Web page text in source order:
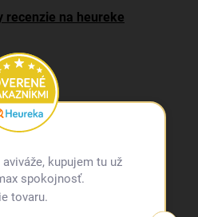
recenzie na heureke
kupujem tu už
spokojnosť.
tovaru.